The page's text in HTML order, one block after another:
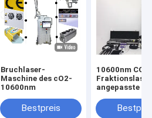
Bruchlaser-
Maschine des cO2-
10600nm
Bestpreis
10600nm
angepasste